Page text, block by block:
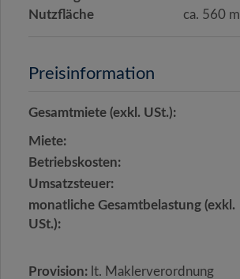
Nutzfläche
ca. 560 m
Preisinformation
Gesamtmiete (exkl. USt.):
Miete:
Betriebskosten:
Umsatzsteuer:
monatliche Gesamtbelastung (exkl.
USt.):
Provision: lt. Maklerverordnung